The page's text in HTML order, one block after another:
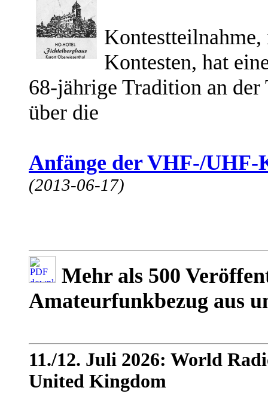
Kontesten, hat
68-jährige Tradition an
über die
Anfänge der VHF-/
(2013-06-17)
Mehr als 500
Amateurfunkbezug aus
11./12. Juli 2026: World
United Kingdom